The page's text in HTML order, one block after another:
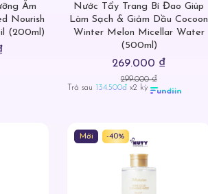
Ẩm
Nourish
(200ml)
Nước Tẩy Trang Bí Đao Giúp
Làm Sạch & Giảm Dầu Cocoon
Winter Melon Micellar Water
(500ml)
269.000 ₫
299.000 ₫
Trả sau 134.500đ x2 kỳ
Mới -40%